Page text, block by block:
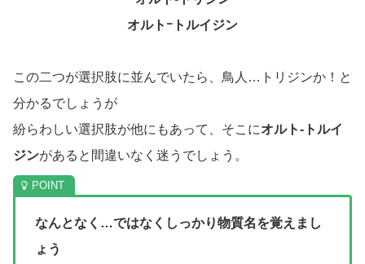
オルトｰトルイジン
この二つが選択肢に並んでいたら、鳥人…トリジンか！と
分かるでしょうが
紛らわしい選択肢が他にもあって、そこにオルト-トルイ
ジンがあると間違いなく迷うでしょう。
なんとなく…ではなくしっかり物質名を覚えまし
ょう